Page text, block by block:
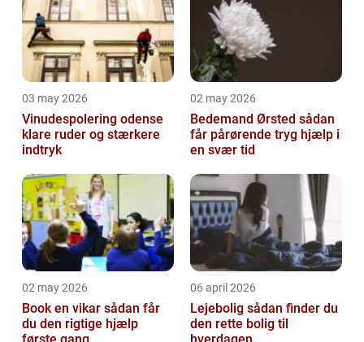
03 may 2026
Vinudespolering odense
klare ruder og stærkere
indtryk
02 may 2026
Bedemand Ørsted sådan
får pårørende tryg hjælp i
en svær tid
02 may 2026
Book en vikar sådan får
du den rigtige hjælp
06 april 2026
Lejebolig sådan finder du
den rette bolig til